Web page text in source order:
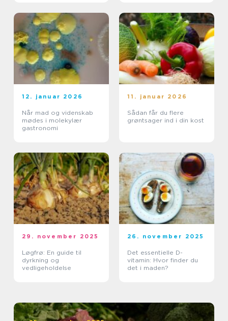
12. januar 2026
Når mad og videnskab
mødes i molekylær
gastronomi
11. januar 2026
Sådan får du flere
grøntsager ind i din kost
29. november 2025
Løgfrø: En guide til
dyrkning og
vedligeholdelse
26. november 2025
Det essentielle D-
vitamin: Hvor finder du
det i maden?